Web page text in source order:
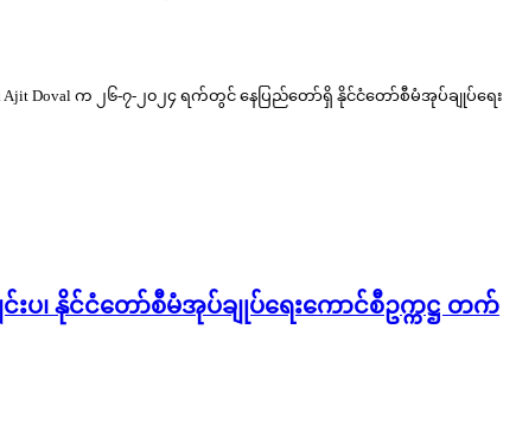
Doval က ၂၆-၇-၂၀၂၄ ရက်တွင် နေပြည်တော်ရှိ နိုင်ငံတော်စီမံအုပ်ချုပ်ရေး
၊ နိုင်ငံတော်စီမံအုပ်ချုပ်ရေးကောင်စီဥက္ကဋ္ဌ တက်